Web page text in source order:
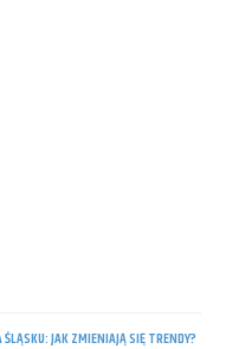
ŚLĄSKU: JAK ZMIENIAJĄ SIĘ TRENDY?